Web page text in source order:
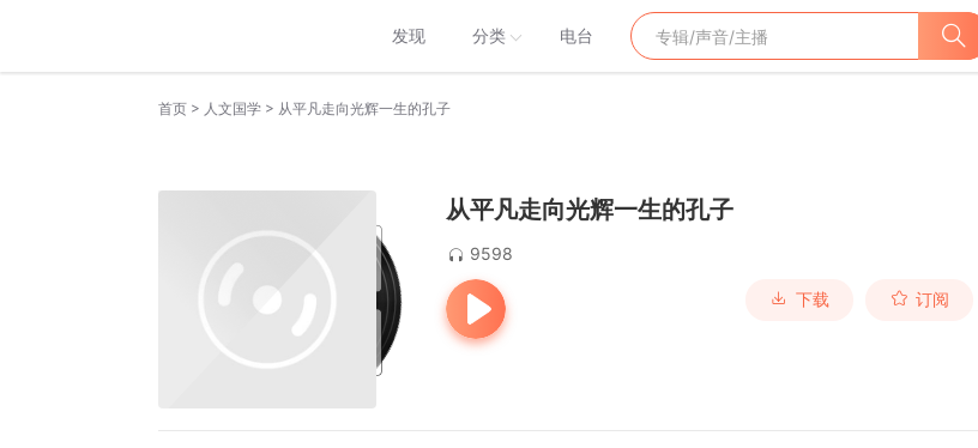
发现 分类 电台
首页 > 人文国学 > 从平凡走向光辉一生的孔子
从平凡走向光辉一生的孔子
9598
下载 订阅